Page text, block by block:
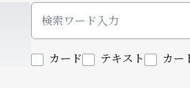
カード テキスト カー